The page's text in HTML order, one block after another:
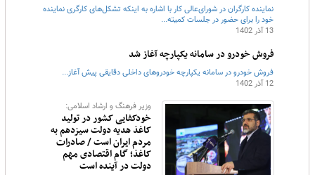
نماینده کارگران در شورای‌عالی کار با اشاره به اینکه تشکل‌های کارگری نماینده
خود را برای حضور در جلسات کمیته...
13 آذر 1402
فروش خودرو در سامانه یکپارچه آغاز شد
فروش خودرو در سامانه یکپارچه خودروهای داخلی دقایقی پیش آغاز...
12 آذر 1402
وزیر فرهنگ و ارشاد اسلامی:
خودکفایی کشور در تولید
کاغذ هدیه دولت سیزدهم به
مردم ایران است / صادرات
کاغذ؛ گام اقتصادی مهم
دولت در آینده است